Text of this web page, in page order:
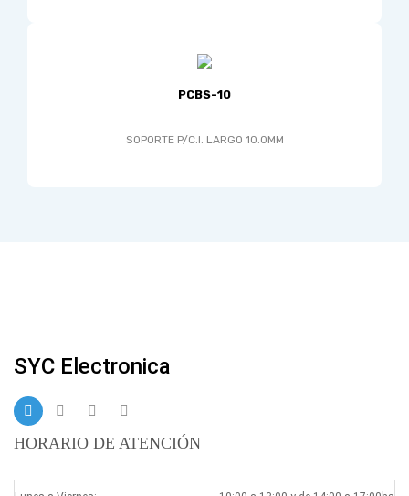
PCBS-10
SOPORTE P/C.I. LARGO 10.0MM
SYC Electronica
HORARIO DE ATENCIÓN